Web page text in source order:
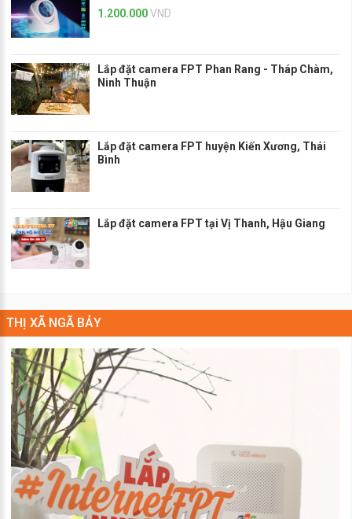
1.200.000VND
Lắp đặt camera FPT Phan Rang - Tháp Chàm,
Ninh Thuận
Lắp đặt camera FPT huyện Kiến Xương, Thái
Bình
Lắp đặt camera FPT tại Vị Thanh, Hậu Giang
THỊ XÃ NGÃ BẢY